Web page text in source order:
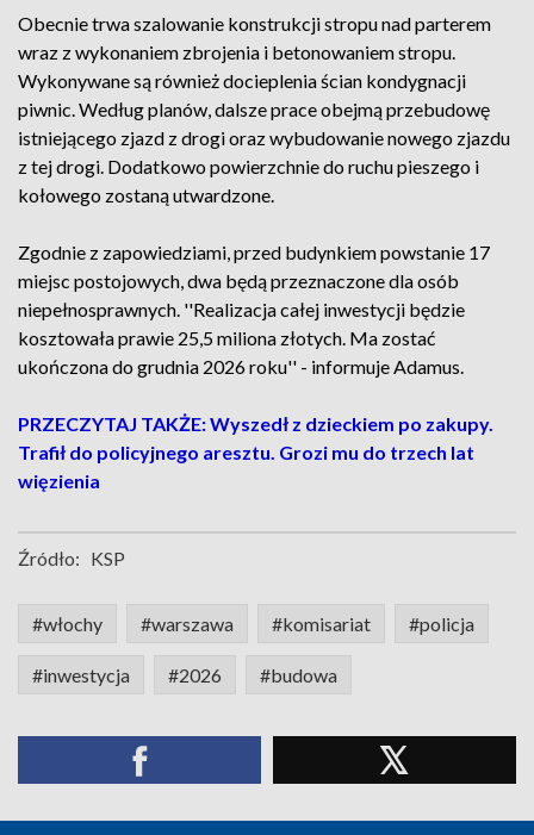
Obecnie trwa szalowanie konstrukcji stropu nad parterem
wraz z wykonaniem zbrojenia i betonowaniem stropu.
Wykonywane są również docieplenia ścian kondygnacji
piwnic. Według planów, dalsze prace obejmą przebudowę
istniejącego zjazd z drogi oraz wybudowanie nowego zjazdu
z tej drogi. Dodatkowo powierzchnie do ruchu pieszego i
kołowego zostaną utwardzone.
Zgodnie z zapowiedziami, przed budynkiem powstanie 17
miejsc postojowych, dwa będą przeznaczone dla osób
niepełnosprawnych. ''Realizacja całej inwestycji będzie
kosztowała prawie 25,5 miliona złotych. Ma zostać
ukończona do grudnia 2026 roku'' - informuje Adamus.
PRZECZYTAJ TAKŻE: Wyszedł z dzieckiem po zakupy.
Trafił do policyjnego aresztu. Grozi mu do trzech lat
więzienia
Źródło: KSP
#włochy #warszawa #komisariat #policja
#inwestycja #2026 #budowa